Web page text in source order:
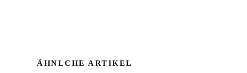
ÄHNLCHE ARTIKEL